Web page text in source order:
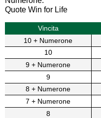
Quote Win for Life
Vincita
10 + Numerone
10
9 + Numerone
9
8 + Numerone
7 + Numerone
8